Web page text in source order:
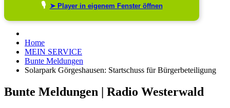
🎙️ ➤ Player in eigenem Fenster öffnen
Home
MEIN SERVICE
Bunte Meldungen
Solarpark Görgeshausen: Startschuss für Bürgerbeteiligung
Bunte Meldungen | Radio Westerwald